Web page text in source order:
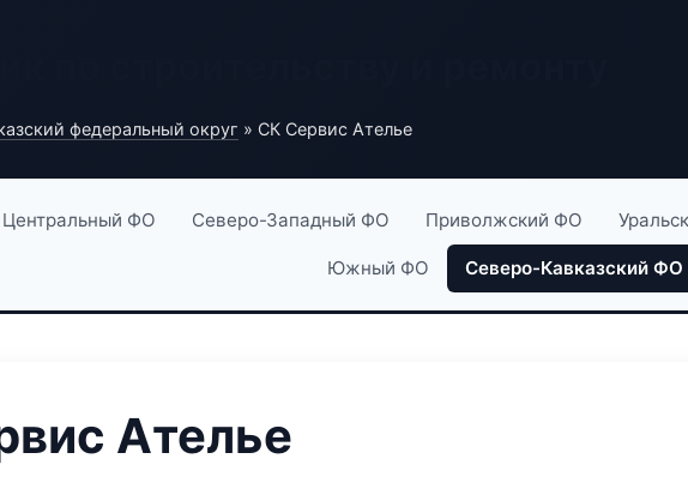
федеральный округ » СК Сервис Ателье
Центральный ФО Северо-Западный ФО Приволжский ФО
Южный ФО Северо-Кавказский ФО
Ателье